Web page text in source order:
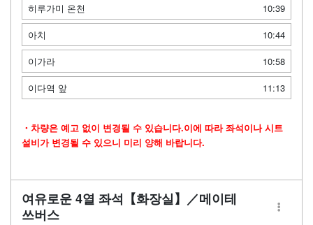
히루가미 온천
10:39
아치
10:44
이가라
10:58
이다역 앞
11:13
・차량은 예고 없이 변경될 수 있습니다.이에 따라 좌석이나 시트
설비가 변경될 수 있으니 미리 양해 바랍니다.
여유로운 4열 좌석【화장실】／메이테
쓰버스